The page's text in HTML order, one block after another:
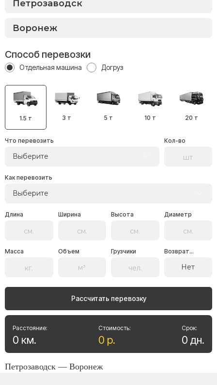
Способ перевозки
Отдельная машина Догруз
1.5 т 3 т 5 т 10 т 20 т
Что перевозить
Выберите
Кол-во
Как перевозить
Выберите
Длина Ширина Высота Диаметр
Масса Объем Грузчики Возврат...
Нет
Рассчитать перевозку
Стоимость:
0 р.
Расстояние:
0 км.
Срок:
0 дн.
Петрозаводск — Воронеж